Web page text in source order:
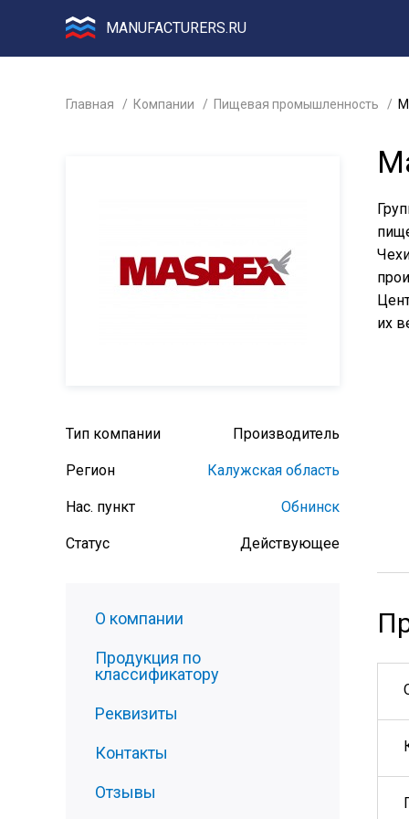
MANUFACTURERS.RU
Главная Компании Пищевая промышленность
Тип компании Производитель
Регион Калужская область
Нас. пункт Обнинск
Статус Действующее
О компании
Продукция по
классификатору
Реквизиты
Контакты
Отзывы
их